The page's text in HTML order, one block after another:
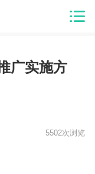
广实施方
5502次浏览